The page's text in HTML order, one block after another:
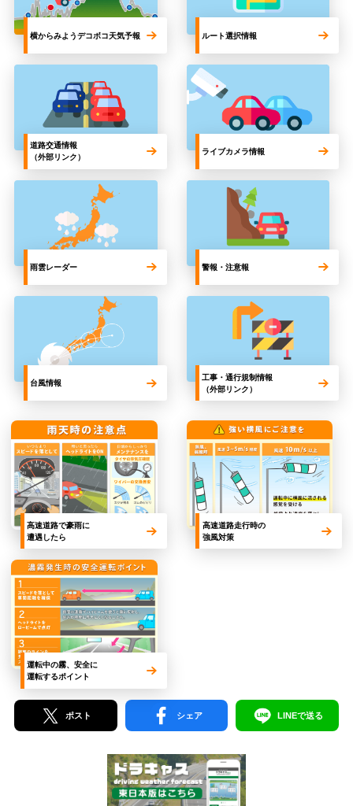
横からみようデコボコ天気予報 ルート選択情報
道路交通情報
（外部リンク）
ライブカメラ情報
雨雲レーダー 警報・注意報
台風情報
工事・通行規制情報
（外部リンク）
高速道路で豪雨に
遭遇したら
高速道路走行時の
強風対策
運転中の霧、安全に
運転するポイント
ポスト シェア LINEで送る